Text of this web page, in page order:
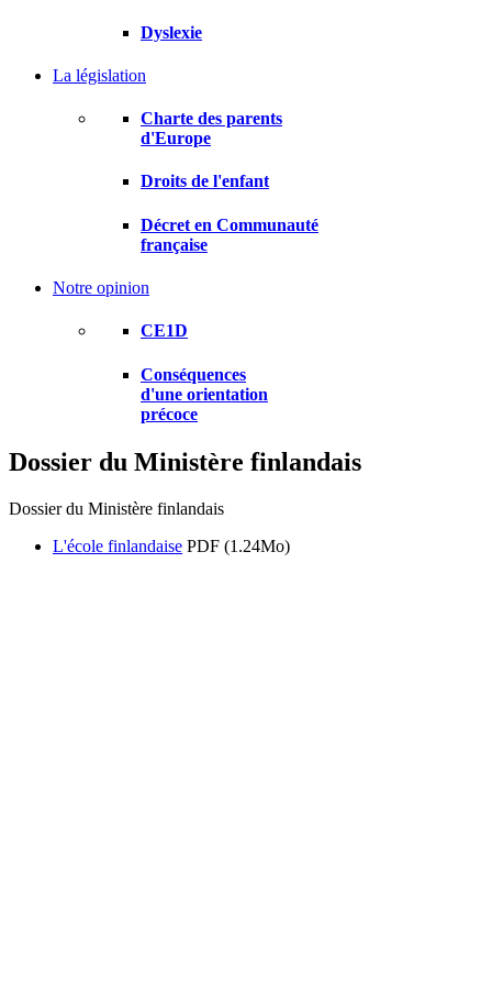
Dyslexie
La législation
Charte des parents
d'Europe
Droits de l'enfant
Décret en Communauté
française
Notre opinion
CE1D
Conséquences
d'une orientation
précoce
Dossier du Ministère finlandais
Dossier du Ministère finlandais
L'école finlandaise PDF (1.24Mo)